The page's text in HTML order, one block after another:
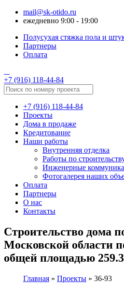
mail@sk-otido.ru
ежедневно 9:00 - 19:00
Полусухая стяжка пола и
Партнеры
Оплата
+7 (916) 118-44-84
+7 (916) 118-44-84
Проекты
Дома в продаже
Кредитование
Наши работы
Внутренняя отделка
Работы по
Инженерные
Фотогалерея наших
Оплата
Партнеры
О нас
Контакты
Cтроительство дома
Московской области
общей площадью
Главная » Проекты » 36-93